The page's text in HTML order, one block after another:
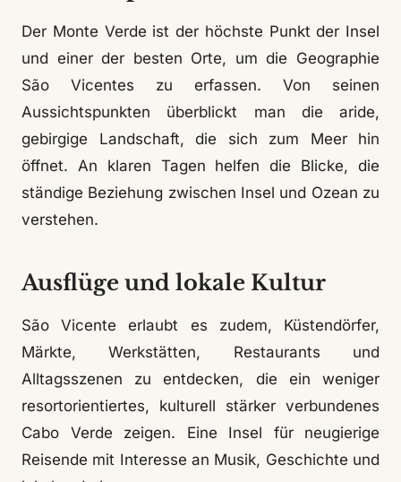
Der Monte Verde ist der höchste Punkt der Insel
und einer der besten Orte, um die Geographie
São Vicentes zu erfassen. Von seinen
Aussichtspunkten überblickt man die aride,
gebirgige Landschaft, die sich zum Meer hin
öffnet. An klaren Tagen helfen die Blicke, die
ständige Beziehung zwischen Insel und Ozean zu
verstehen.
Ausflüge und lokale Kultur
São Vicente erlaubt es zudem, Küstendörfer,
Märkte, Werkstätten, Restaurants und
Alltagsszenen zu entdecken, die ein weniger
resortorientiertes, kulturell stärker verbundenes
Cabo Verde zeigen. Eine Insel für neugierige
Reisende mit Interesse an Musik, Geschichte und